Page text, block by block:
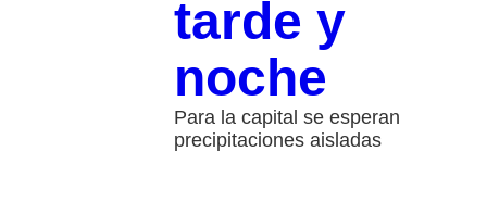
tarde y
noche
Para la capital se esperan
precipitaciones aisladas